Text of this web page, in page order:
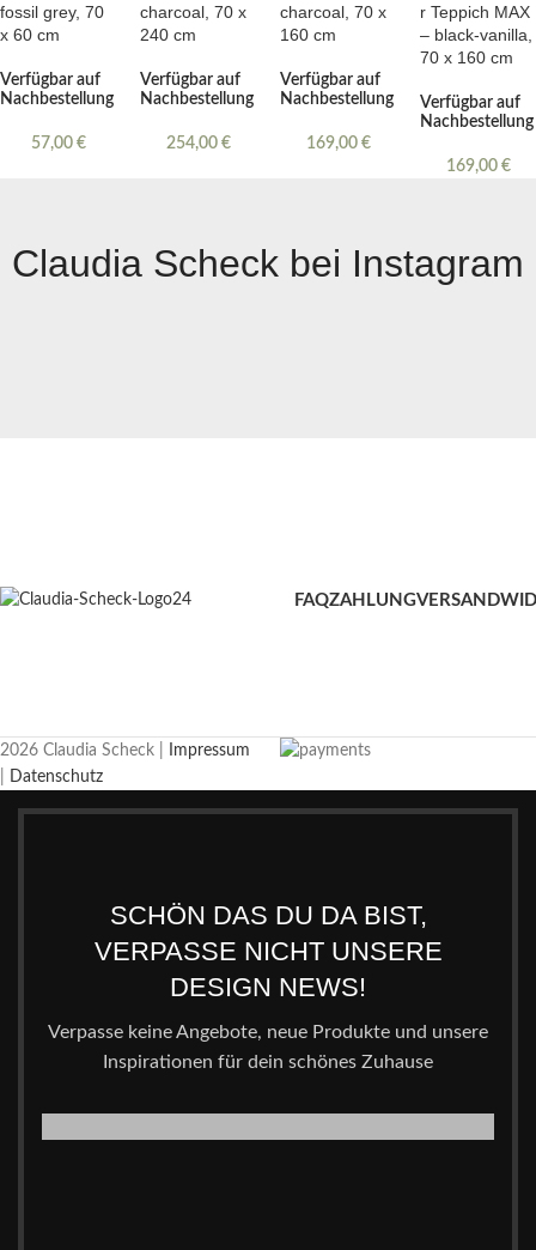
fossil grey, 70
x 60 cm
Verfügbar auf
Nachbestellung
57,00 €
charcoal, 70 x
240 cm
Verfügbar auf
Nachbestellung
254,00 €
charcoal, 70 x
160 cm
Verfügbar auf
Nachbestellung
169,00 €
r Teppich MAX
– black-vanilla,
70 x 160 cm
Verfügbar auf
Nachbestellung
169,00 €
Claudia Scheck bei Instagram
FAQZAHLUNGVERSAND
2026 Claudia Scheck |
Impressum
Datenschutz
SCHÖN DAS DU DA BIST,
VERPASSE NICHT UNSERE
DESIGN NEWS!
Verpasse keine Angebote, neue Produkte und unsere
Inspirationen für dein schönes Zuhause